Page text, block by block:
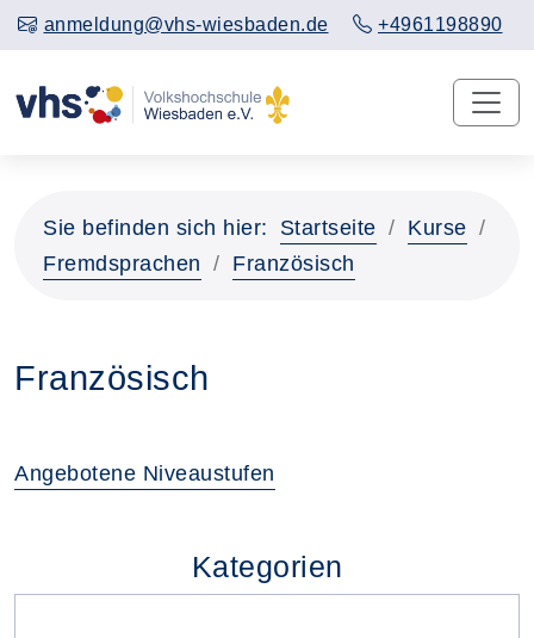
anmeldung@vhs-wiesbaden.de +4961198890
Sie befinden sich hier: Startseite
Kurse
Fremdsprachen
Französisch
Französisch
Angebotene Niveaustufen
Kategorien